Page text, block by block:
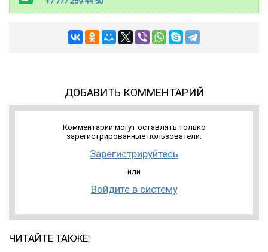
ДОБАВИТЬ КОММЕНТАРИЙ
Комментарии могут оставлять только
зарегистрированные пользователи.
Зарегистрируйтесь
или
Войдите в систему
ЧИТАЙТЕ ТАКЖЕ: